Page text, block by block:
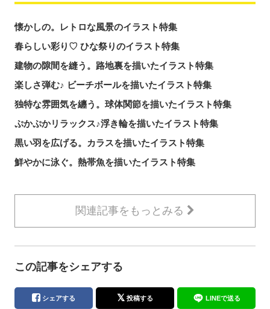
懐かしの。レトロな風景のイラスト特集
春らしい彩り♡ ひな祭りのイラスト特集
建物の隙間を縫う。路地裏を描いたイラスト特集
楽しさ弾む♪ ビーチボールを描いたイラスト特集
独特な雰囲気を纏う。球体関節を描いたイラスト特集
ぷかぷかリラックス♪浮き輪を描いたイラスト特集
黒い羽を広げる。カラスを描いたイラスト特集
鮮やかに泳ぐ。熱帯魚を描いたイラスト特集
関連記事をもっとみる
この記事をシェアする
シェアする 投稿する LINEで送る